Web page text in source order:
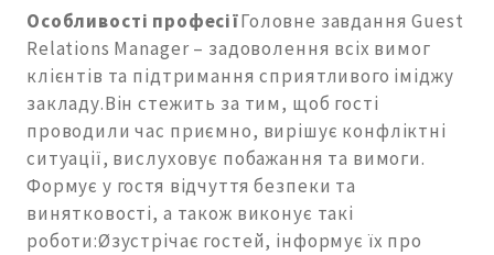
Особливості професіїГоловне завдання Guest
Relations Manager – задоволення всіх вимог
клієнтів та підтримання сприятливого іміджу
закладу.Він стежить за тим, щоб гості
проводили час приємно, вирішує конфліктні
ситуації, вислуховує побажання та вимоги.
Формує у гостя відчуття безпеки та
винятковості, а також виконує такі
роботи:Øзустрічає гостей, інформує їх про